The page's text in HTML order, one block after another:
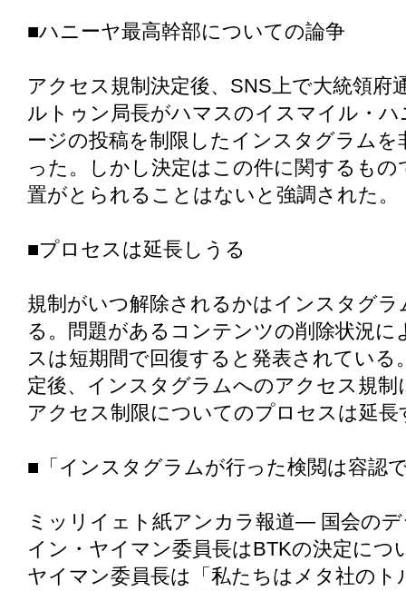
■ハニーヤ最高幹部についての論争
アクセス規制決定後、SNS上で大統領
ルトゥン局長がハマスのイスマイル・
ージの投稿を制限したインスタグラム
った。しかし決定はこの件に関するも
置がとられることはないと強調された。
■プロセスは延長しうる
規制がいつ解除されるかはインスタグ
る。問題があるコンテンツの削除状況
スは短期間で回復すると発表されてい
定後、インスタグラムへのアクセス規
アクセス制限についてのプロセスは延
■「インスタグラムが行った検閲は容認
ミッリイェト紙アンカラ報道― 国会の
イン・ヤイマン委員長はBTKの決定につ
ヤイマン委員長は「私たちはメタ社の